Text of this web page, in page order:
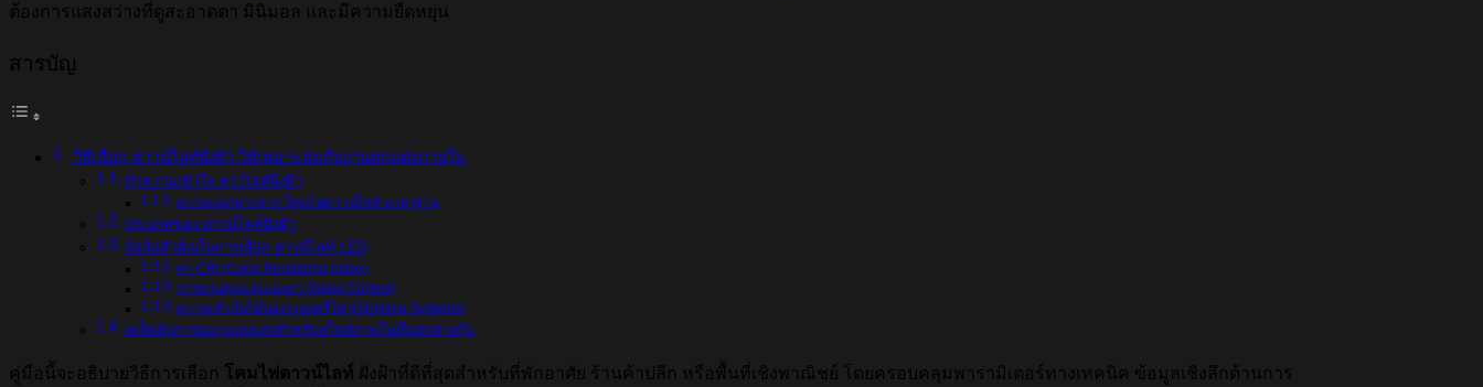
ต้องการแสงสว่างที่ดูสะอาดตา มินิมอล และมีความยืดหยุ่น
สารบัญ
วิธีเลือก ดาวน์ไลท์ฝังฝ้า ให้เหมาะสมกับงานตกแต่งภายใน
ทำความเข้าใจ ดาวไลท์ฝั่งฝ้า
ความแตกต่างจาก โคมไฟดาวน์ไลท์ มาตรฐาน
ประเภทของ ดาวน์ไลท์ฝังฝ้า
ปัจจัยสำคัญในการเลือก ดาวน์ไลท์ LED
ค่า CRI (Color Rendering Index)
การควบคุมแสงแยงตา (Glare Control)
ความเข้ากันได้ของระบบหรี่ไฟ (Dimming Systems)
เคล็ดลับการออกแบบแสงสำหรับสไตล์ภายในที่แตกต่างกัน
คู่มือนี้จะอธิบายวิธีการเลือก โคมไฟดาวน์ไลท์ ฝังฝ้าที่ดีที่สุดสำหรับที่พักอาศัย ร้านค้าปลีก หรือพื้นที่เชิงพาณิชย์ โดยครอบคลุมพารามิเตอร์ทางเทคนิค ข้อมูลเชิงลึกด้านการ